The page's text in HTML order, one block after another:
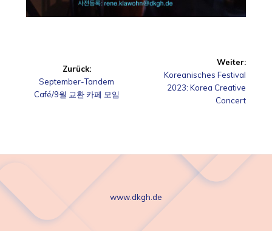
Zurück:
Vorheriger
Beitrag:
September-Tandem
Café/9월 교환 카페 모임
Weiter:
Nächster
Beitrag:
Koreanisches Festival
2023: Korea Creative
Concert
www.dkgh.de